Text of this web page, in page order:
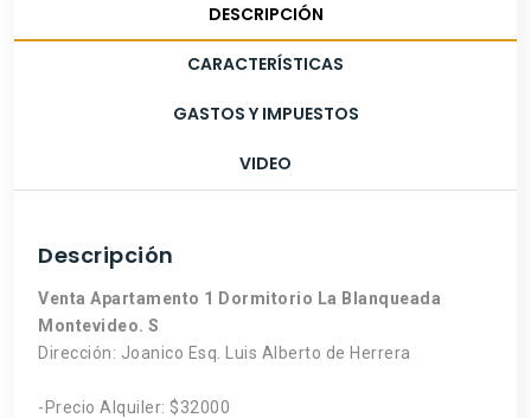
DESCRIPCIÓN
CARACTERÍSTICAS
GASTOS Y IMPUESTOS
VIDEO
Descripción
Venta Apartamento 1 Dormitorio La Blanqueada
Montevideo. S
Dirección: Joanico Esq. Luis Alberto de Herrera
-Precio Alquiler: $32000